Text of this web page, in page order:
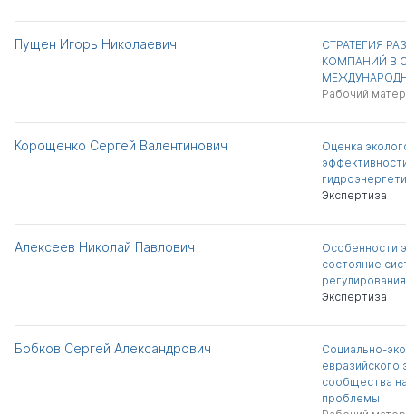
Пущен Игорь Николаевич
СТРАТЕГИЯ
КОМПАНИЙ В
Рабочий
Корощенко Сергей Валентинович
Оценка
Экспертиза
Алексеев Николай Павлович
Особенности
состояние
Экспертиза
Бобков Сергей Александрович
Социально-
евразийского
сообщества
проблемы